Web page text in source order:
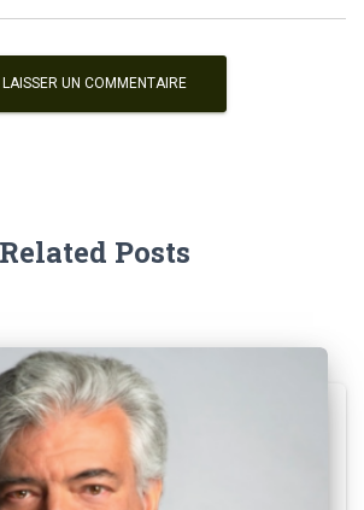
Related Posts